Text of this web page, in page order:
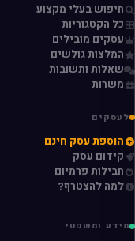
חיפוש בעלי מקצוע
כל הקטגוריות
עסקים מובילים
המלצות גולשים
שאלות ותשובות
משרות
לעסקים
הוספת עסק חינם
קידום עסק
חבילות פרמיום
למה להצטרף?
מידע ומשפטי